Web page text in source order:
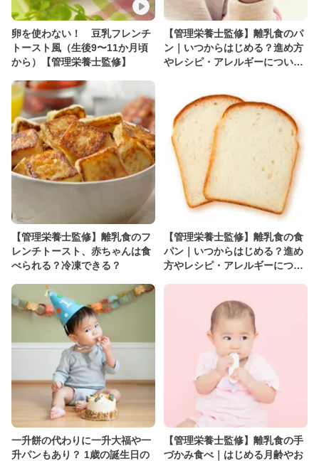
卵を使わない！ 豆乳フレンチ
トースト風（生後9〜11か月頃
から）【管理栄養士監修】
【管理栄養士監修】離乳食のパ
ン｜いつからはじめる？進め方
やレシピ・アレルギーについて
【管理栄養士監修】離乳食のフ
レンチトースト、赤ちゃんは食
べられる？冷凍できる？
【管理栄養士監修】離乳食の食
パン｜いつからはじめる？進め
方やレシピ・アレルギーについ
一升餅の代わりに一升大福や一
升パンもあり？ 1歳の誕生日の
【管理栄養士監修】離乳食の手
づかみ食べ｜はじめる月齢やお